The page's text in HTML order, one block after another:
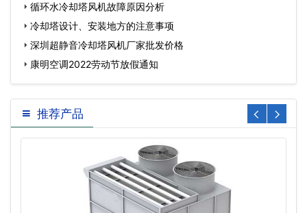
循环水冷却塔风机故障原因分析
冷却塔设计、安装地方的注意事项
深圳超静音冷却塔风机厂家批发价格
康明空调2022劳动节放假通知
推荐产品